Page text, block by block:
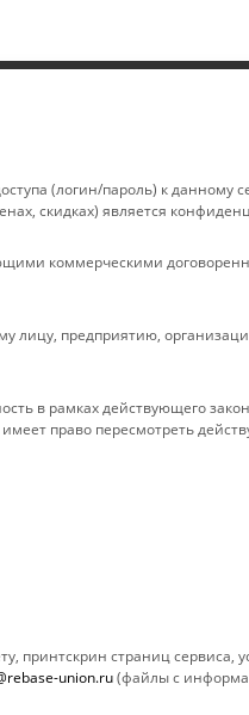
Условия
Условия
Вопрос-ответ
на нашем веб-сайте, что
условия его
(логин/пароль) к данному
скидках) является
коммерческими
лицу, предприятию,
в рамках действующего
право пересмотреть
принтскрин страниц
union.ru(файлы с